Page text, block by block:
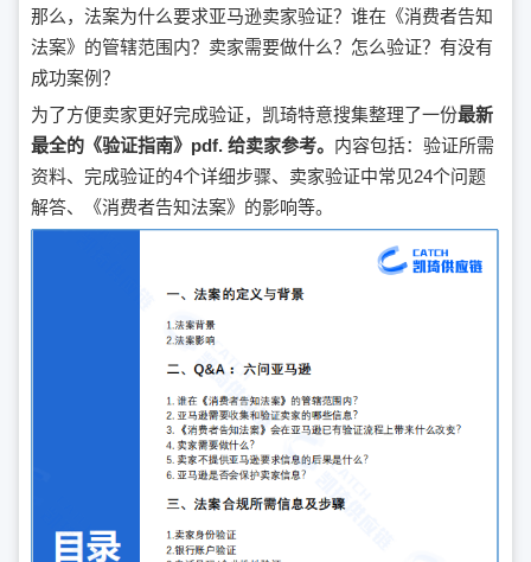
那么，法案为什么要求亚马逊卖家验证？谁在《消费者告知
法案》的管辖范围内？卖家需要做什么？怎么验证？有没有
成功案例？
为了方便卖家更好完成验证，凯琦特意搜集整理了一份最新
最全的《验证指南》pdf. 给卖家参考。 内容包括：验证所需
资料、完成验证的4个详细步骤、卖家验证中常见24个问题
解答、《消费者告知法案》的影响等。